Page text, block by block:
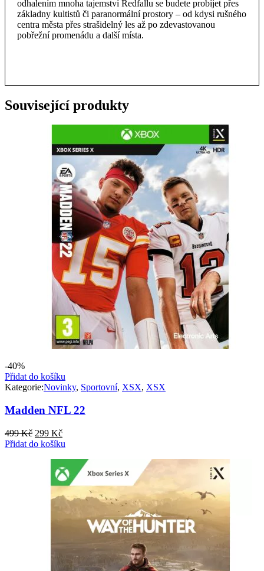
odhalením mnoha tajemství Redfallu se budete probíjet přes
základny kultistů či paranormální prostory – od kdysi rušného
centra města přes strašidelný les až po zdevastovanou
pobřežní promenádu a další místa.
Související produkty
-40%
Přidat do košíku
Kategorie:Novinky, Sportovní, XSX, XSX
Madden NFL 22
499Kč Původní
cena
499 Kč.
299 KčAktuální
cena
299 Kč.
Přidat do košíku